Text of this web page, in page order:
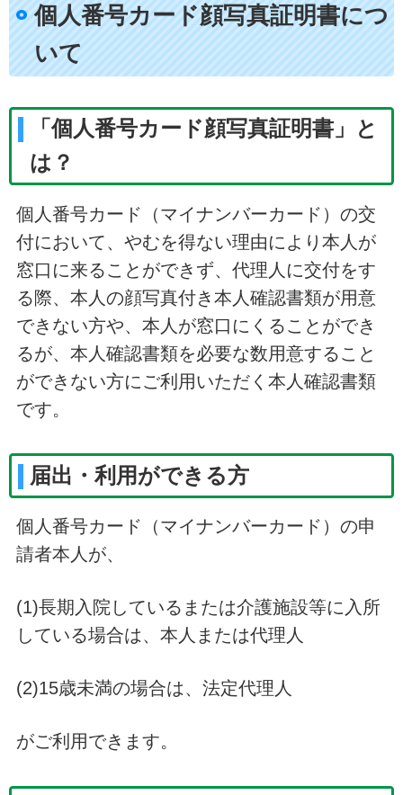
個人番号カード顔写真証明書につ
いて
「個人番号カード顔写真証明書」と
は？
個人番号カード（マイナンバーカード）の交
付において、やむを得ない理由により本人が
窓口に来ることができず、代理人に交付をす
る際、本人の顔写真付き本人確認書類が用意
できない方や、本人が窓口にくることができ
るが、本人確認書類を必要な数用意すること
ができない方にご利用いただく本人確認書類
です。
届出・利用ができる方
個人番号カード（マイナンバーカード）の申
請者本人が、
(1)長期入院しているまたは介護施設等に入所
している場合は、本人または代理人
(2)15歳未満の場合は、法定代理人
がご利用できます。